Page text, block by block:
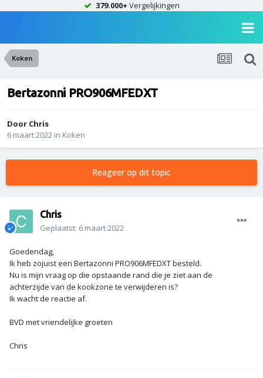
379.000+ Vergelijkingen
Koken
Bertazonni PRO906MFEDXT
Door Chris
6 maart 2022 in Koken
Reageer op dit topic
Chris
Geplaatst: 6 maart 2022
Goedendag,
Ik heb zojuist een Bertazonni PRO906MFEDXT besteld.
Nu is mijn vraag op die opstaande rand die je ziet aan de
achterzijde van de kookzone te verwijderen is?
Ik wacht de reactie af.
BVD met vriendelijke groeten
Chris